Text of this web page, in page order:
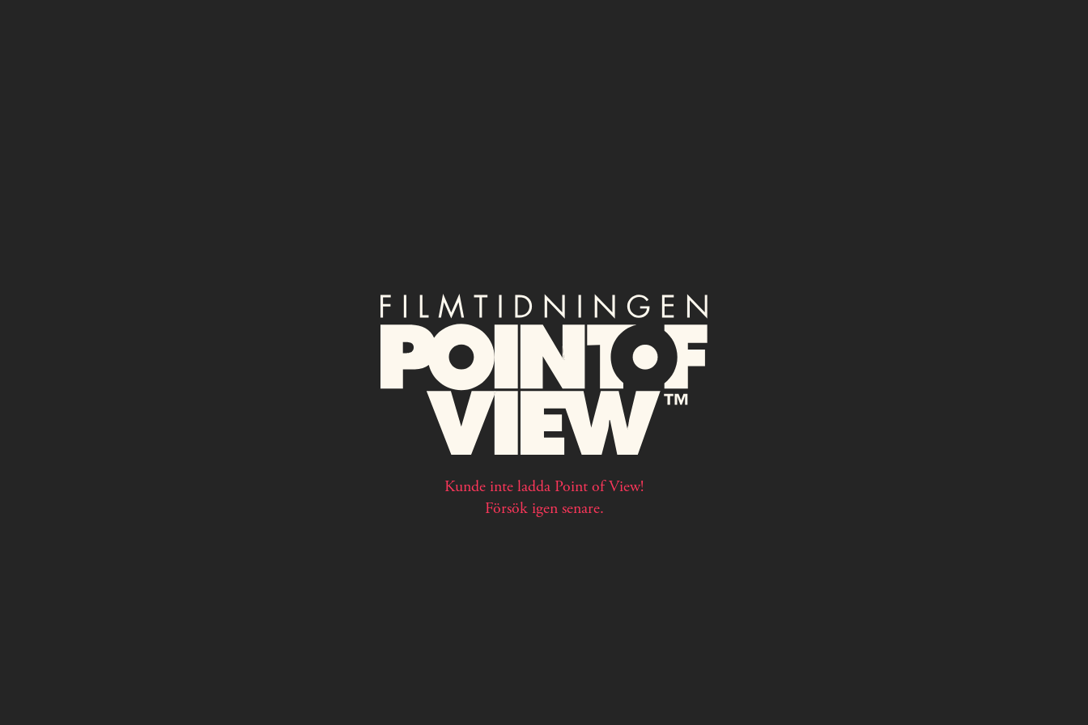
Kunde inte ladda Point of View!
Försök igen senare.